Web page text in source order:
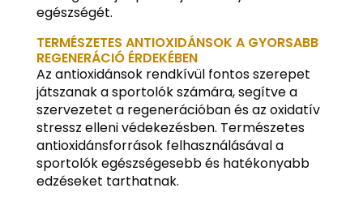
egészségét.
TERMÉSZETES ANTIOXIDÁNSOK A GYORSABB
REGENERÁCIÓ ÉRDEKÉBEN
Az antioxidánsok rendkívül fontos szerepet
játszanak a sportolók számára, segítve a
szervezetet a regenerációban és az oxidatív
stressz elleni védekezésben. Természetes
antioxidánsforrások felhasználásával a
sportolók egészségesebb és hatékonyabb
edzéseket tarthatnak.